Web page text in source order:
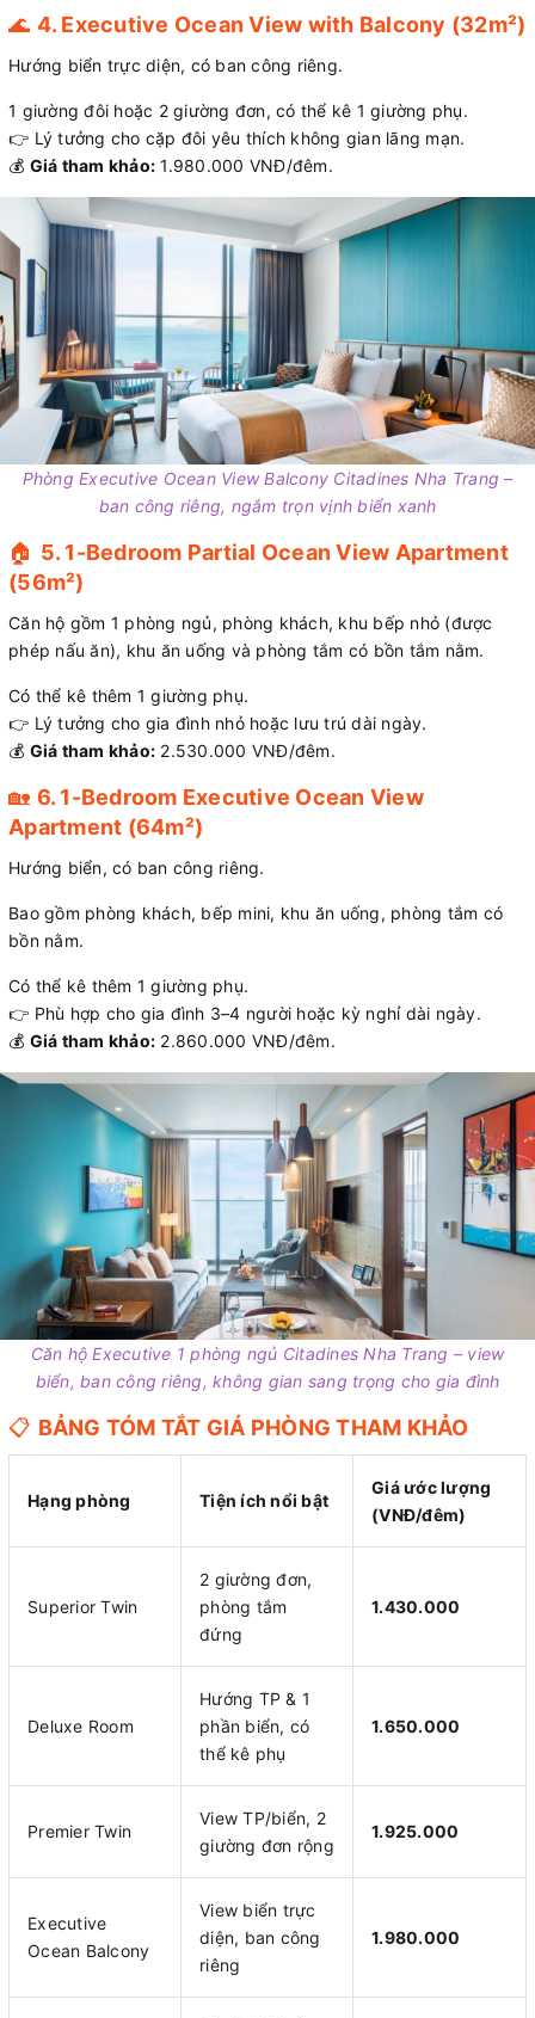
🌊 4. Executive Ocean View with Balcony (32m²)
Hướng biển trực diện, có ban công riêng.
1 giường đôi hoặc 2 giường đơn, có thể kê 1 giường phụ.
👉 Lý tưởng cho cặp đôi yêu thích không gian lãng mạn.
💰 Giá tham khảo: 1.980.000 VNĐ/đêm.
Phòng Executive Ocean View Balcony Citadines Nha Trang –
ban công riêng, ngắm trọn vịnh biển xanh
🏠 5. 1-Bedroom Partial Ocean View Apartment
(56m²)
Căn hộ gồm 1 phòng ngủ, phòng khách, khu bếp nhỏ (được
phép nấu ăn), khu ăn uống và phòng tắm có bồn tắm nằm.
Có thể kê thêm 1 giường phụ.
👉 Lý tưởng cho gia đình nhỏ hoặc lưu trú dài ngày.
💰 Giá tham khảo: 2.530.000 VNĐ/đêm.
🏡 6. 1-Bedroom Executive Ocean View
Apartment (64m²)
Hướng biển, có ban công riêng.
Bao gồm phòng khách, bếp mini, khu ăn uống, phòng tắm có
bồn nằm.
Có thể kê thêm 1 giường phụ.
👉 Phù hợp cho gia đình 3–4 người hoặc kỳ nghỉ dài ngày.
💰 Giá tham khảo: 2.860.000 VNĐ/đêm.
Căn hộ Executive 1 phòng ngủ Citadines Nha Trang – view
biển, ban công riêng, không gian sang trọng cho gia đình
📋 BẢNG TÓM TẮT GIÁ PHÒNG THAM KHẢO
Hạng phòng Tiện ích nổi bật
Giá ước lượng
(VNĐ/đêm)
Superior Twin
2 giường đơn,
phòng tắm
đứng
1.430.000
Deluxe Room
Hướng TP & 1
phần biển, có
thể kê phụ
1.650.000
Premier Twin
View TP/biển, 2
giường đơn rộng
1.925.000
Executive
Ocean Balcony
View biển trực
diện, ban công
riêng
1.980.000